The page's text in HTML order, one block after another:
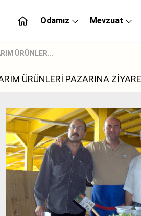
Odamız Mevzuat
ÜRÜNLER...
ÜRÜNLERİ PAZARINA